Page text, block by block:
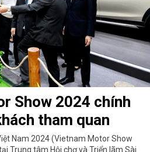
Show 2024 chính
tham quan
Nam 2024 (Vietnam Motor Show
Trung tâm Hội chợ và Triển lãm Sài